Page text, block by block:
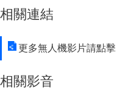
相關連結
更多無人機影片請點擊
相關影音